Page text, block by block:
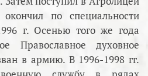
по специальности
г. Осенью того же года
Православное духовное
в армию. В 1996-1998 гг.